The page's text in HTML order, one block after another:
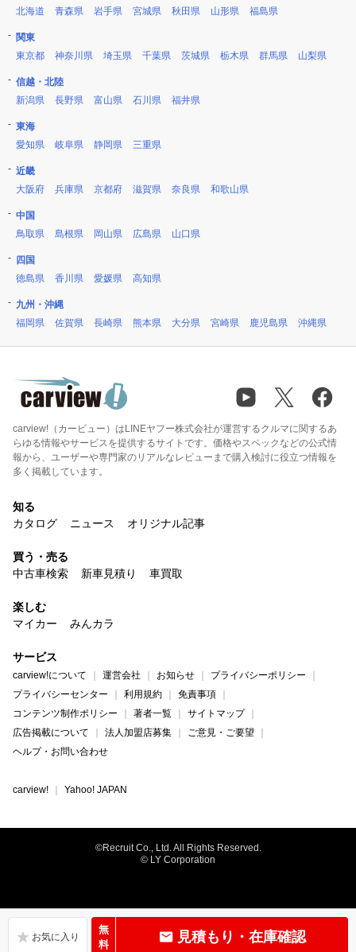
無
料
見積もり・在庫確認
北海道
青森県 岩手県 宮城県 秋田県 山形県 福島県
関東
東京都
神奈川県 埼玉県 千葉県 茨城県 栃木県 群馬県 山梨県
信越・北陸
新潟県
長野県 富山県 石川県 福井県
東海
愛知県
岐阜県 静岡県 三重県
近畿
大阪府
兵庫県 京都府 滋賀県 奈良県 和歌山県
中国
鳥取県
島根県 岡山県 広島県 山口県
四国
徳島県
香川県 愛媛県 高知県
九州・沖縄
福岡県
佐賀県 長崎県 熊本県 大分県 宮崎県 鹿児島県 沖縄県
carview!（カービュー）はLINEヤフー株式会社が運営するクルマに関するあ
らゆる情報やサービスを提供するサイトです。価格やスペックなどの公式情
報から、ユーザーや専門家のリアルなレビューまで購入検討に役立つ情報を
多く掲載しています。
知る
カタログ
ニュース オリジナル記事
買う・売る
中古車検索
新車見積り 車買取
楽しむ
マイカー
みんカラ
サービス
carview!について 運営会社 お知らせ
プライバシーポリシー
プライバシーセンター
利用規約
免責事項
コンテンツ制作ポリシー
著者一覧
サイトマップ
広告掲載について
法人加盟店募集
ご意見・ご要望
ヘルプ・お問い合わせ
carview! Yahoo! JAPAN
©Recruit Co., Ltd. All Rights Reserved.
© LY Corporation